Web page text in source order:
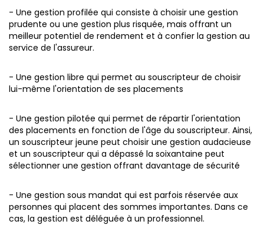
- Une gestion profilée qui consiste à choisir une gestion
prudente ou une gestion plus risquée, mais offrant un
meilleur potentiel de rendement et à confier la gestion au
service de l'assureur.
- Une gestion libre qui permet au souscripteur de choisir
lui-même l'orientation de ses placements
- Une gestion pilotée qui permet de répartir l'orientation
des placements en fonction de l'âge du souscripteur. Ainsi,
un souscripteur jeune peut choisir une gestion audacieuse
et un souscripteur qui a dépassé la soixantaine peut
sélectionner une gestion offrant davantage de sécurité
- Une gestion sous mandat qui est parfois réservée aux
personnes qui placent des sommes importantes. Dans ce
cas, la gestion est déléguée à un professionnel.